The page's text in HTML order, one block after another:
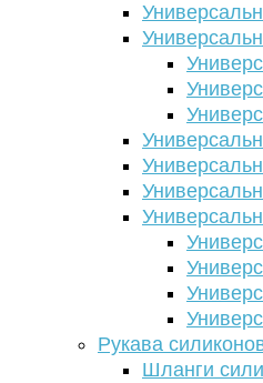
Рукава
Шланги